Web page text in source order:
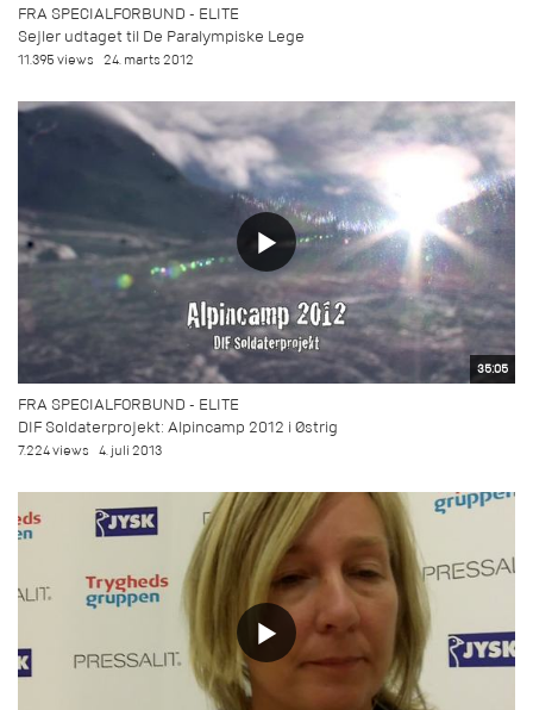
FRA SPECIALFORBUND - ELITE
Sejler udtaget til De Paralympiske Lege
11.395 views 24. marts 2012
35:05
FRA SPECIALFORBUND - ELITE
DIF Soldaterprojekt: Alpincamp 2012 i Østrig
7.224 views 4. juli 2013